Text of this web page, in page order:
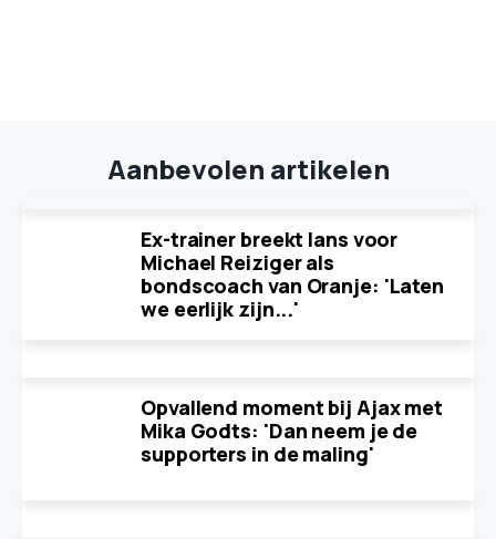
Aanbevolen artikelen
Ex-trainer breekt lans voor
Michael Reiziger als
bondscoach van Oranje: 'Laten
we eerlijk zijn...'
Opvallend moment bij Ajax met
Mika Godts: 'Dan neem je de
supporters in de maling'